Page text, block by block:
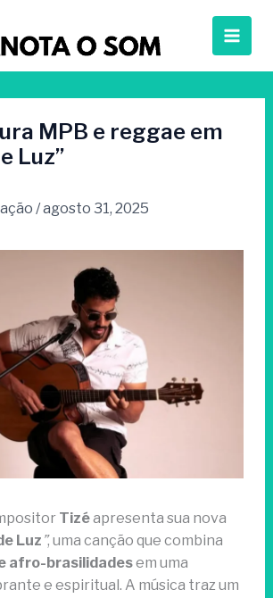
MPB e reggae em
Luz”
/agosto 31, 2025
Tizéapresenta sua nova
Luz ”, uma canção que combina
afro-brasilidadesem uma
e espiritual. A música traz um